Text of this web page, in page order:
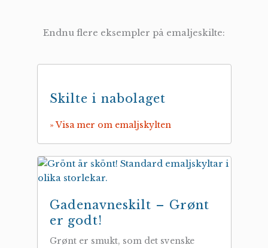
Endnu flere eksempler på emaljeskilte:
Skilte i nabolaget
» Visa mer om emaljskylten
Gadenavneskilt – Grønt
er godt!
Grønt er smukt, som det svenske